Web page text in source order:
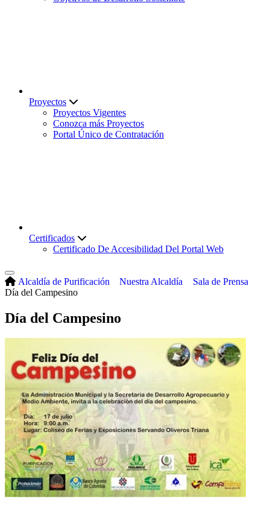
Proyectos
Proyectos Vigentes
Conozca más Proyectos
Portal Único de Contratación
Certificados
Certificado De Accesibilidad Del Portal Web
Alcaldía de Purificación Nuestra Alcaldía
Sala de Prensa
Día del Campesino
Día del Campesino